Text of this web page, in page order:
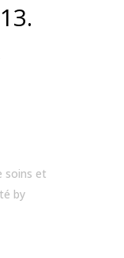
soins et
by